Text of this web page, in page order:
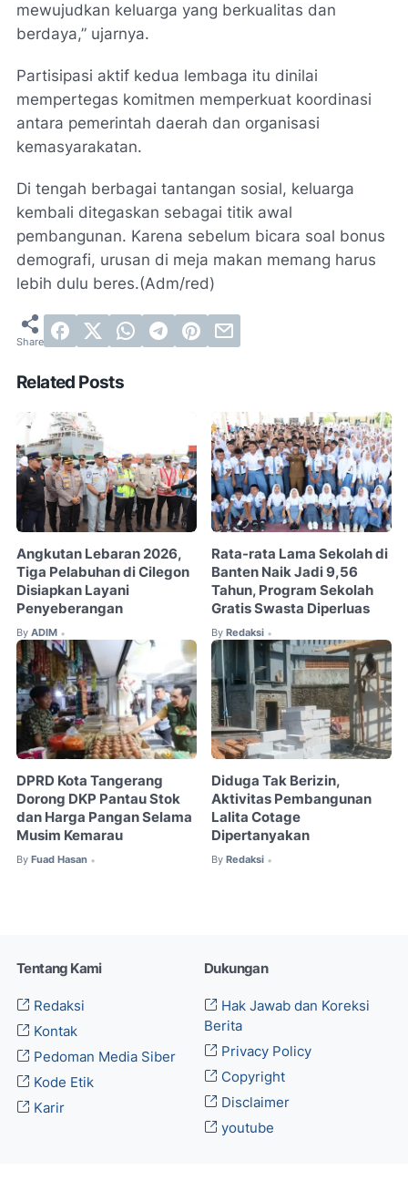
mewujudkan keluarga yang berkualitas dan
berdaya,” ujarnya.
Partisipasi aktif kedua lembaga itu dinilai
mempertegas komitmen memperkuat koordinasi
antara pemerintah daerah dan organisasi
kemasyarakatan.
Di tengah berbagai tantangan sosial, keluarga
kembali ditegaskan sebagai titik awal
pembangunan. Karena sebelum bicara soal bonus
demografi, urusan di meja makan memang harus
lebih dulu beres.(Adm/red)
Related Posts
Angkutan Lebaran 2026,
Tiga Pelabuhan di Cilegon
Disiapkan Layani
Penyeberangan
By ADIM •
Rata-rata Lama Sekolah di
Banten Naik Jadi 9,56
Tahun, Program Sekolah
Gratis Swasta Diperluas
By Redaksi •
DPRD Kota Tangerang
Dorong DKP Pantau Stok
dan Harga Pangan Selama
Musim Kemarau
By Fuad Hasan •
Diduga Tak Berizin,
Aktivitas Pembangunan
Lalita Cotage
Dipertanyakan
By Redaksi •
Tentang Kami
Redaksi
Kontak
Pedoman Media Siber
Kode Etik
Karir
Dukungan
Hak Jawab dan Koreksi
Berita
Privacy Policy
Copyright
Disclaimer
youtube